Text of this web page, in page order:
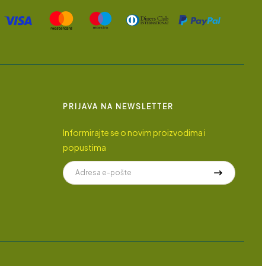
PRIJAVA NA NEWSLETTER
Informirajte se o novim proizvodima i
popustima